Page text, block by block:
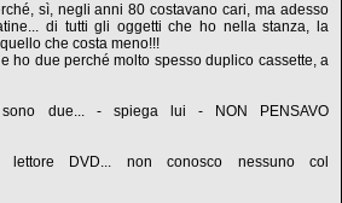
sì, negli anni 80 costavano cari, ma adesso
di tutti gli oggetti che ho nella stanza, la
che costa meno!!!
ho due perché molto spesso duplico cassette, a
due... - spiega lui - NON PENSAVO
DVD... non conosco nessuno col